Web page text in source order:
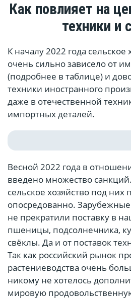
Как повлияет на
техники и
К началу 2022 года сельское
очень сильно зависело от
(подробнее в таблице) и
техники иностранного
даже в отечественной
импортных деталей.
Весной 2022 года в
введено множество
сельское хозяйство под них
опосредованно.
не прекратили поставку в
пшеницы, подсолнечника,
свёклы. Да и от поставок
Так как российский рынок
растениеводства очень
никому не хотелось
мировую